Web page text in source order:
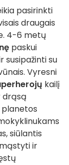
pasirinkti
draugais
4-6 metų
paskui
susipažinti su
Vyresni
kailį
drąsą
planetos
siūlantis
ir